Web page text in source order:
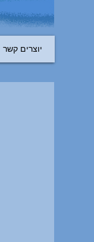
יוצרים קשר